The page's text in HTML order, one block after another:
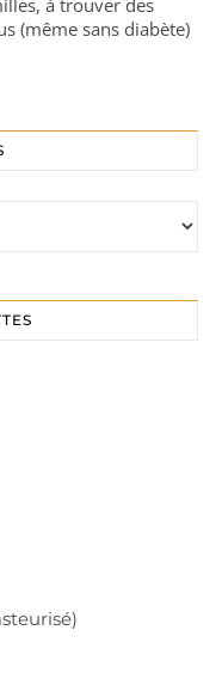
(même sans diabète)